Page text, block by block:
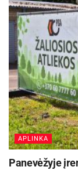
Sabalytės,
ugdytiniai.
APLINKA
Panevėžyje